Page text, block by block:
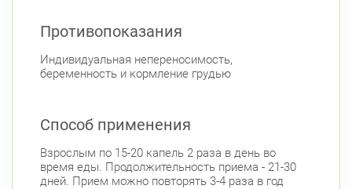
Противопоказания
Индивидуальная непереносимость,
беременность и кормление грудью
Способ применения
Взрослым по 15-20 капель 2 раза в день во
время еды. Продолжительность приема - 21-30
дней. Прием можно повторять 3-4 раза в год